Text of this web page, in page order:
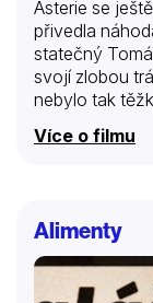
Asterie se
přivedla
statečný
svojí zlobou
nebylo tak
Více o filmu
Alimenty